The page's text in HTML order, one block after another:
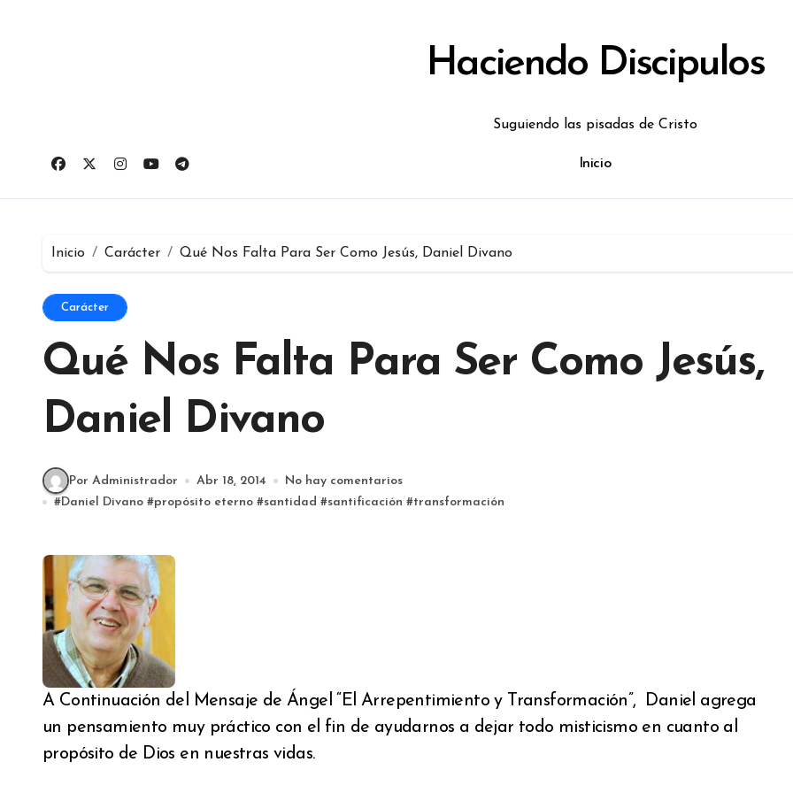
Haciendo Discipulos
Suguiendo las pisadas de Cristo
Inicio
Inicio Carácter Qué Nos Falta Para Ser Como Jesús, Daniel Divano
Carácter
Qué Nos Falta Para Ser Como Jesús,
Daniel Divano
Por Administrador Abr 18, 2014
No hay comentarios
#Daniel Divano #propósito eterno #santidad #santificación #transformación
A Continuación del Mensaje de Ángel “El Arrepentimiento y Transformación”, Daniel agrega
un pensamiento muy práctico con el fin de ayudarnos a dejar todo misticismo en cuanto al
propósito de Dios en nuestras vidas.